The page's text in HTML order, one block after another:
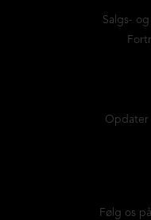
Salgs-
Opdater
Følg os